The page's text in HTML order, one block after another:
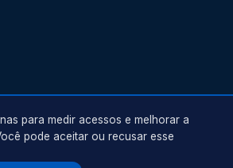
para medir acessos e melhorar a
pode aceitar ou recusar esse